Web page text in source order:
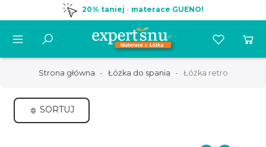
20% taniej - materace GUENO!
Strona główna Łóżka do spania Łóżka retro
SORTUJ